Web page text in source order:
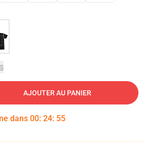
AJOUTER AU PANIER
dans 00: 24: 54